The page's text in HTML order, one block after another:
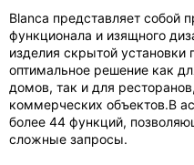
Blanca представляет собой
функционала и изящного
изделия скрытой установки
оптимальное решение как
домов, так и для
коммерческих объектов.В
более 44 функций,
сложные запросы.